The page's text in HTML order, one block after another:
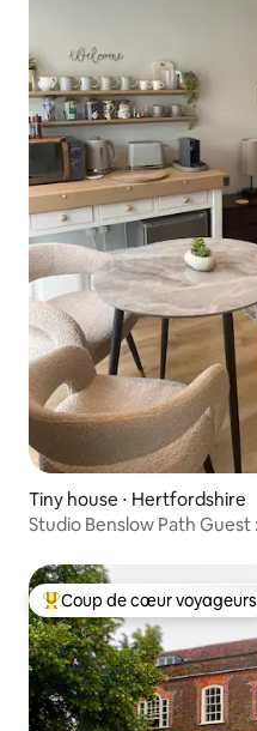
Tiny house ⋅ Hertfordshire
Studio Benslow Path
Coups de cœur voyageurs
Coup de cœur voyageurs